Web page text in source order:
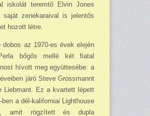
iskolát teremtő Elvin Jones
saját zenekaraival is jelentős
hozott létre.
dobos az 1970-es évek elején
bőgős mellé két fiatal
hívott meg együttesébe: a
járó Steve Grossmannt
Liebmant. Ez a kvartett lépett
ben a dél-kaliforniai Lighthouse
amit rögzített és dupla